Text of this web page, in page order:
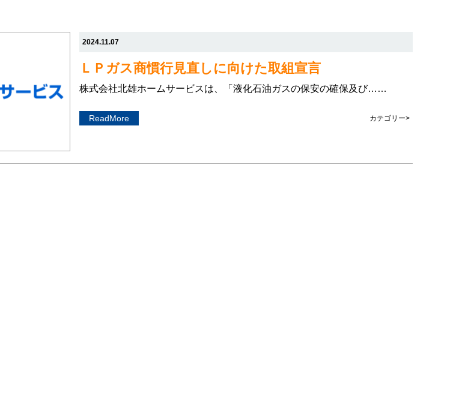
2024.11.07
ＬＰガス商慣行見直しに向けた取組宣言
株式会社北雄ホームサービスは、「液化石油ガスの保安の確保及び……
ReadMore カテゴリー>